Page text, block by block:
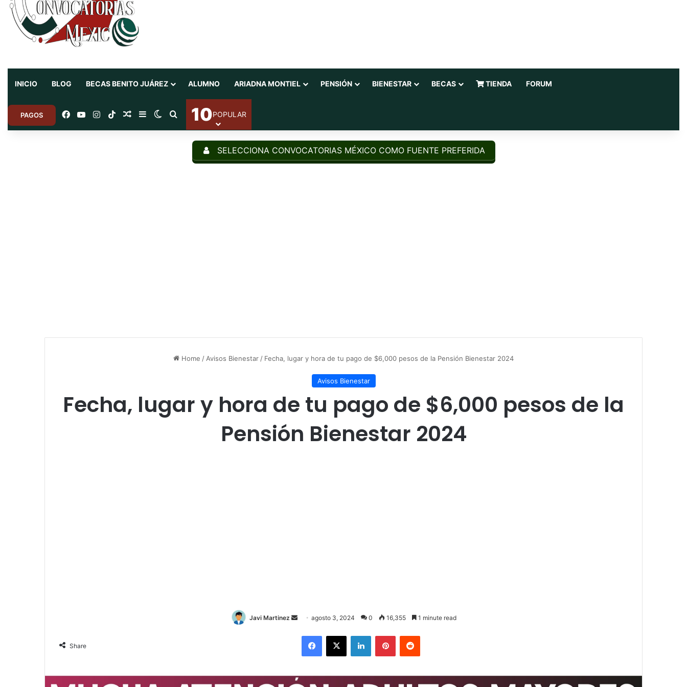
INICIO BLOG BECAS BENITO JUÁREZ ALUMNO ARIADNA MONTIEL PENSIÓN BIENESTAR BECAS TIENDA FORUM
PAGOS FacebookYouTubeInstagram
TikTokRandom Article
SidebarSwitch skin
Search for
10POPULAR
SELECCIONA CONVOCATORIAS MÉXICO COMO FUENTE PREFERIDA
Home / Avisos Bienestar / Fecha, lugar y hora de tu pago de $6,000 pesos de la Pensión Bienestar 2024
Avisos Bienestar
Fecha, lugar y hora de tu pago de $6,000 pesos de la
Pensión Bienestar 2024
Javi Martinez
S
n
agosto 3, 2024 0 16,355 1 minute read
Share